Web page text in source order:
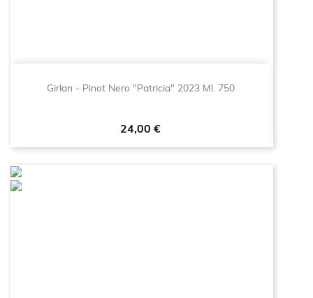
Girlan - Pinot Nero "Patricia" 2023 Ml. 750
Prezzo
24,00 €